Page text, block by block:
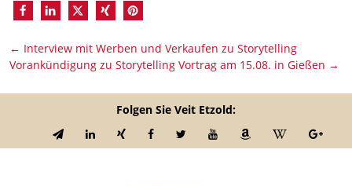
← Interview mit Werben und Verkaufen zu Storytelling
Vorankündigung zu Storytelling Vortrag am 15.08. in Gießen →
Folgen Sie Veit Etzold: